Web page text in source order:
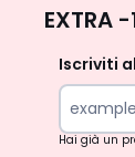
EXTRA
Iscriviti
Hai già un